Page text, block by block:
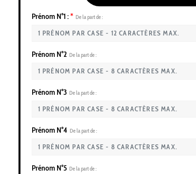
Prénom N°1 :* De la part de :
Prénom N°2 De la part de :
Prénom N°3 De la part de :
Prénom N°4 De la part de :
Prénom N°5 De la part de :